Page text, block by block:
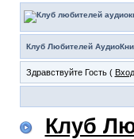
Клуб Любителей
Здравствуйте Гость ( Вход
Клуб